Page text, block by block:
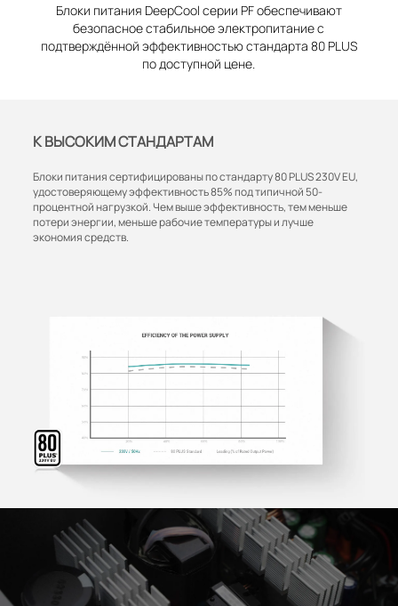
Блоки питания DeepCool серии PF обеспечивают
безопасное стабильное электропитание с
подтверждённой эффективностью стандарта 80 PLUS
по доступной цене.
К ВЫСОКИМ СТАНДАРТАМ
Блоки питания сертифицированы по стандарту 80 PLUS 230V EU,
удостоверяющему эффективность 85% под типичной 50-
процентной нагрузкой. Чем выше эффективность, тем меньше
потери энергии, меньше рабочие температуры и лучше
экономия средств.